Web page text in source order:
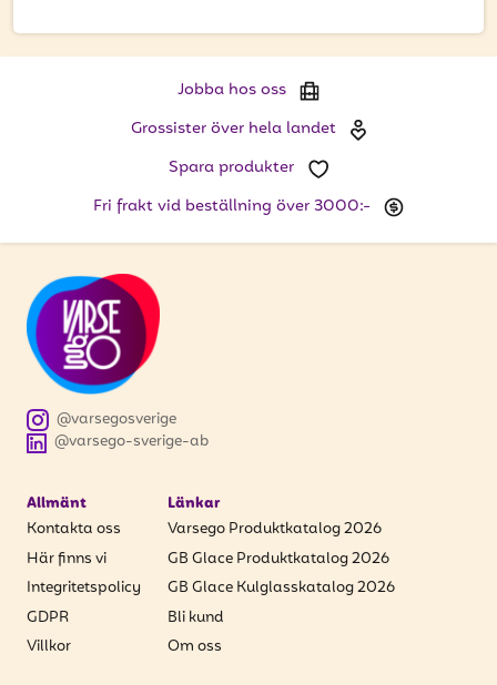
Ange din e-postadress nedan för att ta del av våra
nyheter och erbjudanden.
E-postadress
PRENUMERERA
Jobba hos oss
Grossister över hela landet
Spara produkter
Fri frakt vid beställning över 3000:-
@varsego-sverige-ab
@varsegosverige
Allmänt
Kontakta oss
Här finns vi
Integritetspolicy
GDPR
Villkor
Länkar
Varsego Produktkatalog 2026
GB Glace Produktkatalog 2026
GB Glace Kulglasskatalog 2026
Bli kund
Om oss